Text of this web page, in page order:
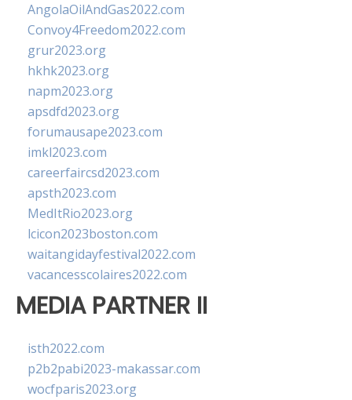
AngolaOilAndGas2022.com
Convoy4Freedom2022.com
grur2023.org
hkhk2023.org
napm2023.org
apsdfd2023.org
forumausape2023.com
imkl2023.com
careerfaircsd2023.com
apsth2023.com
MedItRio2023.org
lcicon2023boston.com
waitangidayfestival2022.com
vacancesscolaires2022.com
MEDIA PARTNER II
isth2022.com
p2b2pabi2023-makassar.com
wocfparis2023.org